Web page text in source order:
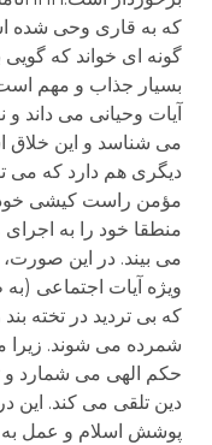
گونه ای خواند که
بسیار جذاب و مهم
آیات وحیانی می داند
دیگری هم دارد که می
مؤمن راست کیشی خود
منطقا خود را به
می بیند. در این
ویژه آیات اجتماعی
که بی تردید در تخته بند
شمرده می شوند. زیرا
حکم الهی می شمارد و
دین تلقی می کند. این
پوشش اسلام و عمل